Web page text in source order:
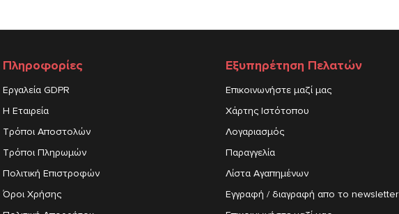
Πληροφορίες
Εργαλεία GDPR
Η Εταιρεία
Τρόποι Αποστολών
Τρόποι Πληρωμών
Πολιτική Επιστροφών
Όροι Χρήσης
Εξυπηρέτηση Πελατών
Επικοινωνήστε μαζί μας
Χάρτης Ιστότοπου
Λογαριασμός
Παραγγελία
Λίστα Αγαπημένων
Εγγραφή / διαγραφή απο το newsletter